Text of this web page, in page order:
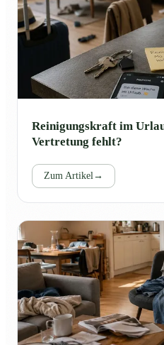
Reinigungskraft im
Vertretung fehlt?
Zum Artikel→